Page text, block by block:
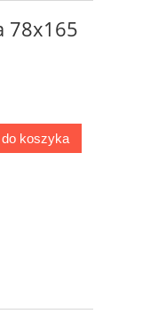
78x165
do koszyka